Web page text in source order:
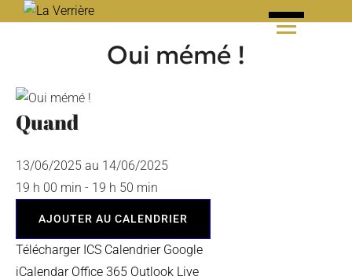
Oui mémé !
Quand
13/06/2025 au 14/06/2025
19 h 00 min - 19 h 50 min
AJOUTER AU CALENDRIER
Télécharger ICS Calendrier Google
iCalendar Office 365 Outlook Live